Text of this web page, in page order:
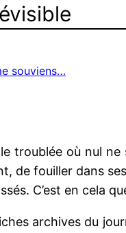
souviens…
troublée où nul
de fouiller dans
C’est en cela
archives du